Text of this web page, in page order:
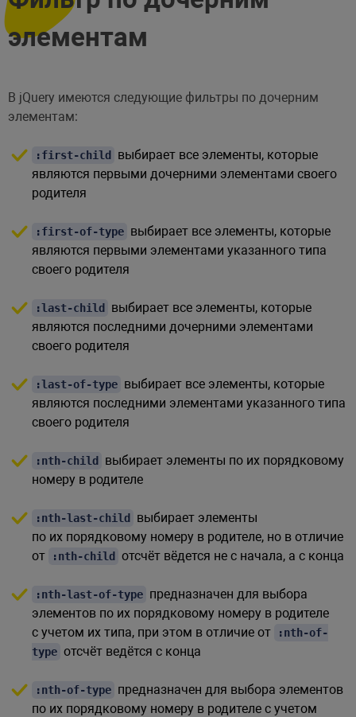
элементам
В jQuery имеются следующие фильтры по дочерним
элементам:
:first-child выбирает все элементы, которые
являются первыми дочерними элементами своего
родителя
:first-of-type выбирает все элементы, которые
являются первыми элементами указанного типа
своего родителя
:last-child выбирает все элементы, которые
являются последними дочерними элементами
своего родителя
:last-of-type выбирает все элементы, которые
являются последними элементами указанного типа
своего родителя
:nth-child выбирает элементы по их порядковому
номеру в родителе
:nth-last-child выбирает элементы
по их порядковому номеру в родителе, но в отличие
от
:nth-child отсчёт вёдется не с начала, а с конца
:nth-last-of-type предназначен для выбора
элементов по их порядковому номеру в родителе
с учетом их типа, при этом в отличие от
:nth-of-
type отсчёт ведётся с конца
:nth-of-type предназначен для выбора элементов
по их порядковому номеру в родителе с учетом